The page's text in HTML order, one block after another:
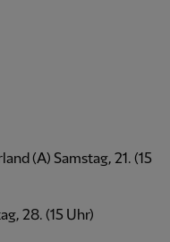
(A) Samstag, 21. (15
28. (15 Uhr)